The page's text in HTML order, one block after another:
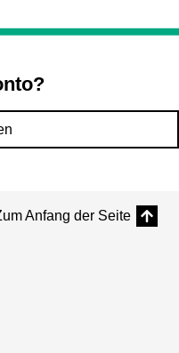
Anfang der Seite